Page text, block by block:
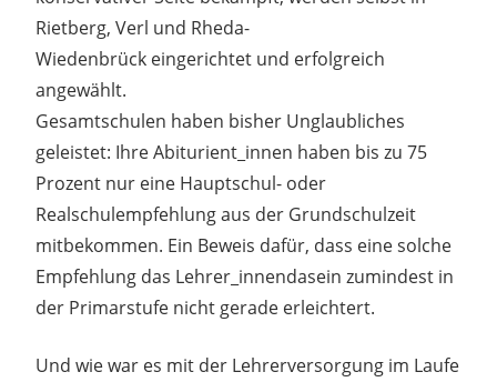
Rietberg, Verl und Rheda-
Wiedenbrück eingerichtet und erfolgreich
angewählt.
Gesamtschulen haben bisher Unglaubliches
geleistet: Ihre Abiturient_innen haben bis zu 75
Prozent nur eine Hauptschul- oder
Realschulempfehlung aus der Grundschulzeit
mitbekommen. Ein Beweis dafür, dass eine solche
Empfehlung das Lehrer_innendasein zumindest in
der Primarstufe nicht gerade erleichtert.
Und wie war es mit der Lehrerversorgung im Laufe